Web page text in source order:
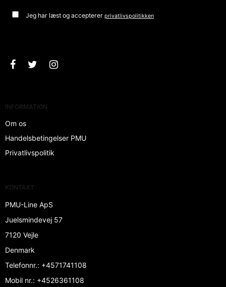
Jeg har læst og acceptererprivatlivspolitikken
INFORMATION
Om os
Handelsbetingelser PMU
Privatlivspolitik
KONTAKT
PMU-Line ApS
Juelsmindevej 57
7120 Vejle
Denmark
Telefonnr.: +4571741108
Mobil nr.: +4526361108